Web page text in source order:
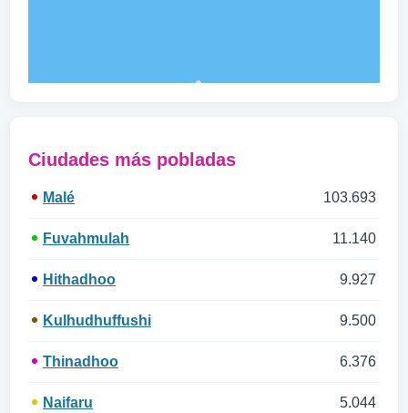
Ciudades más pobladas
Malé 103.693
Fuvahmulah 11.140
Hithadhoo 9.927
Kulhudhuffushi 9.500
Thinadhoo 6.376
Naifaru 5.044